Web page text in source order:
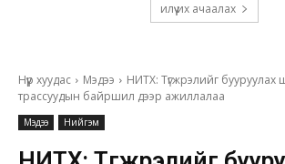
илүү их ачаалах